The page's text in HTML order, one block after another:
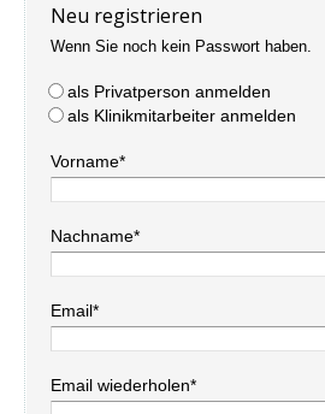
Neu registrieren
Wenn Sie noch kein Passwort haben.
als Privatperson anmelden
als Klinikmitarbeiter anmelden
Vorname*
Nachname*
Email*
Email wiederholen*